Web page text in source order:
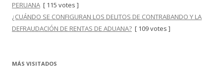
PERUANA [ 115 votes ]
¿CUÁNDO SE CONFIGURAN LOS DELITOS DE CONTRABANDO Y LA
DEFRAUDACIÓN DE RENTAS DE ADUANA? [ 109 votes ]
MÁS VISITADOS